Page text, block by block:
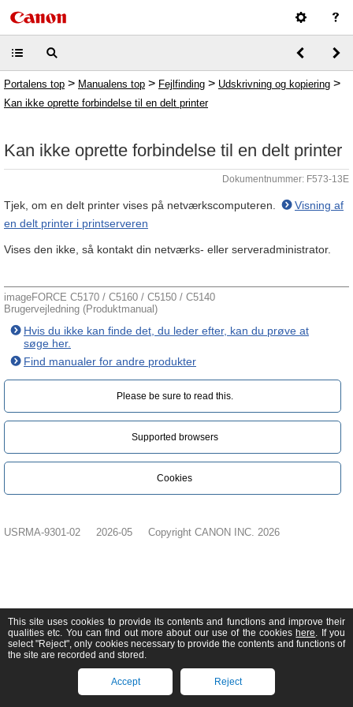
Portalens top > Manualens top > Fejlfinding > Udskrivning og kopiering >
Kan ikke oprette forbindelse til en delt printer
Kan ikke oprette forbindelse til en delt printer
Dokumentnummer: F573-13E
Tjek, om en delt printer vises på netværkscomputeren.
Visning af
en delt printer i printserveren
Vises den ikke, så kontakt din netværks- eller serveradministrator.
imageFORCE C5170 / C5160 / C5150 / C5140
Brugervejledning (Produktmanual)
Hvis du ikke kan finde det, du leder efter, kan du prøve at
søge her.
Find manualer for andre produkter
Please be sure to read this.‎
Supported browsers
Cookies
USRMA-9301-02 2026-05 Copyright CANON INC. 2026
This site uses cookies to provide its contents and functions and improve their
qualities etc. You can find out more about our use of the cookies here. If you
select "Reject", only cookies necessary to provide the contents and functions of
the site are recorded and stored.
Accept Reject